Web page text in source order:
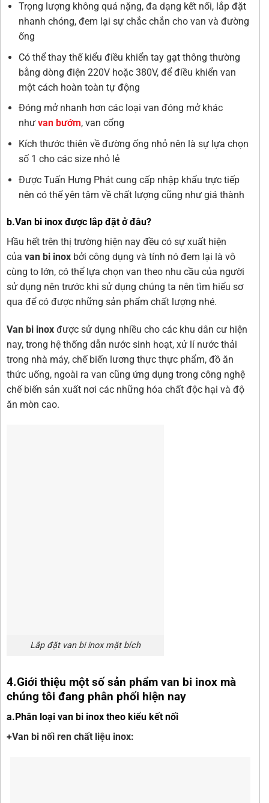
Trọng lượng không quá nặng, đa dạng kết nối, lắp đặt
nhanh chóng, đem lại sự chắc chắn cho van và đường
ống
Có thể thay thế kiểu điều khiển tay gạt thông thường
bằng dòng điện 220V hoặc 380V, để điều khiển van
một cách hoàn toàn tự động
Đóng mở nhanh hơn các loại van đóng mở khác
như van bướm, van cổng
Kích thước thiên về đường ống nhỏ nên là sự lựa chọn
số 1 cho các size nhỏ lẻ
Được Tuấn Hưng Phát cung cấp nhập khẩu trực tiếp
nên có thể yên tâm về chất lượng cũng như giá thành
b.Van bi inox được lắp đặt ở đâu?
Hầu hết trên thị trường hiện nay đều có sự xuất hiện
của van bi inox bởi công dụng và tính nó đem lại là vô
cùng to lớn, có thể lựa chọn van theo nhu cầu của người
sử dụng nên trước khi sử dụng chúng ta nên tìm hiểu sơ
qua để có được những sản phẩm chất lượng nhé.
Van bi inox được sử dụng nhiều cho các khu dân cư hiện
nay, trong hệ thống dẫn nước sinh hoạt, xử lí nước thải
trong nhà máy, chế biến lương thực thực phẩm, đồ ăn
thức uống, ngoài ra van cũng ứng dụng trong công nghệ
chế biến sản xuất nơi các những hóa chất độc hại và độ
ăn mòn cao.
Lắp đặt van bi inox mặt bích
4.Giới thiệu một số sản phẩm van bi inox mà
chúng tôi đang phân phối hiện nay
a.Phân loại van bi inox theo kiểu kết nối
+Van bi nối ren chất liệu inox: